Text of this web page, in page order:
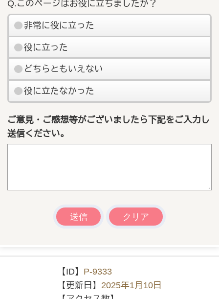
Q.このページはお役に立ちましたか？
非常に役に立った
役に立った
どちらともいえない
役に立たなかった
ご意見・ご感想等がございましたら下記をご入力し
送信ください。
【ID】 P-9333
【更新日】 2025年1月10日